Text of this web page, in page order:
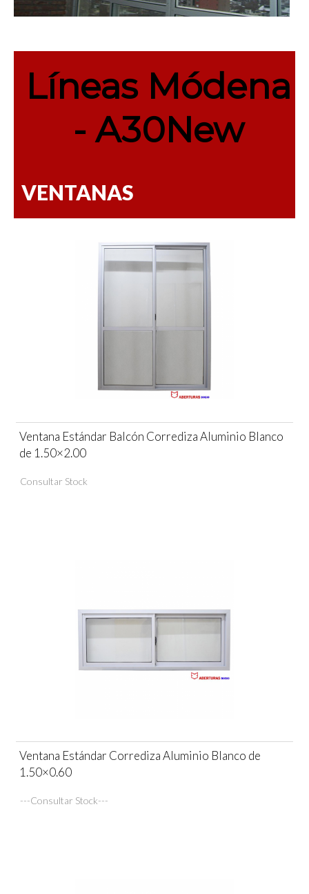
Líneas Módena
- A30New
VENTANAS
Ventana Estándar Balcón Corrediza Aluminio Blanco
de 1.50×2.00
Consultar Stock
Ventana Estándar Corrediza Aluminio Blanco de
1.50×0.60
---Consultar Stock---